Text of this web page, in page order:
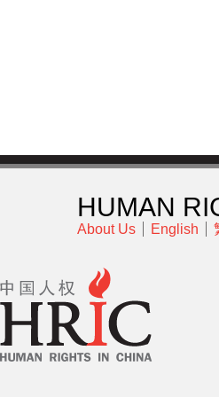
HUMAN
About Us English